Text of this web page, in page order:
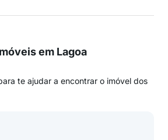
em Lagoa
te ajudar a encontrar o imóvel dos